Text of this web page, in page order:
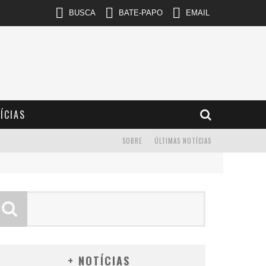
BUSCA BATE-PAPO EMAIL
ÚLTIMAS NOTÍCIAS
SOBRE
+ NOTÍCIAS